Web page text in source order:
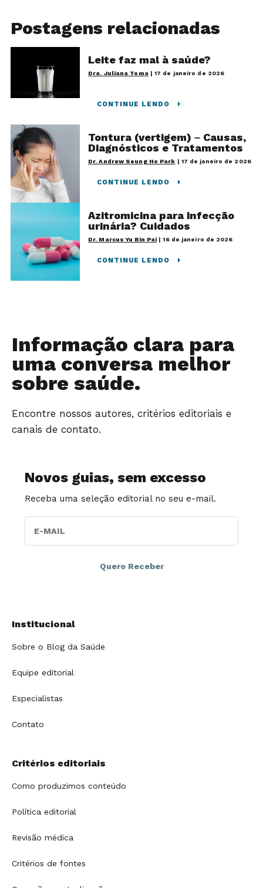
Postagens relacionadas
Leite faz mal à saúde?
Dra. Juliana Toma|17 de janeiro de 2026
CONTINUE LENDO
Tontura (vertigem) – Causas,
Diagnósticos e Tratamentos
Dr. Andrew Seung Ho Park | 17 de janeiro de 2026
CONTINUE LENDO
Azitromicina para infecção
urinária? Cuidados
Dr. Marcus Yu Bin Pai |16 de janeiro de 2026
CONTINUE LENDO
Informação clara para
uma conversa melhor
sobre saúde.
Encontre nossos autores, critérios editoriais e
canais de contato.
Novos guias, sem excesso
Receba uma seleção editorial no seu e-mail.
Institucional
Sobre o Blog da Saúde
Equipe editorial
Especialistas
Contato
Critérios editoriais
Como produzimos conteúdo
Política editorial
Revisão médica
Critérios de fontes